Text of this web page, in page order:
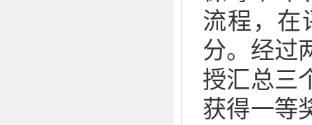
流程，在
分。经过
授汇总三
获得一等